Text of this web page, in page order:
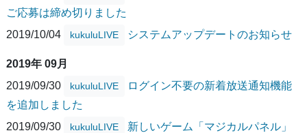
ご応募は締め切りました
2019/10/04
kukuluLIVE システムアップデートのお知らせ
2019年 09月
2019/09/30
kukuluLIVE
ログイン不要の新着放送通知機能
を追加しました
2019/09/30
kukuluLIVE
新しいゲーム「マジカルパネル」